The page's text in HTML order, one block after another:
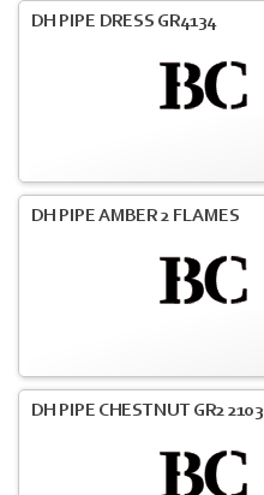
DH PIPE DRESS GR4134
DH PIPE AMBER 2 FLAMES
DH PIPE CHESTNUT GR2 2103